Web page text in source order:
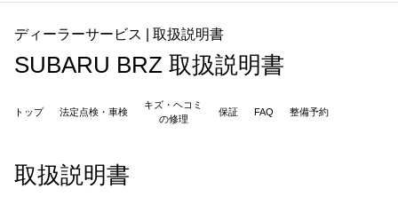
ディーラーサービス | 取扱説明書
SUBARU BRZ 取扱説明書
トップ 法定点検・車検
キズ・ヘコミ
の修理
保証 FAQ 整備予約
取扱説明書